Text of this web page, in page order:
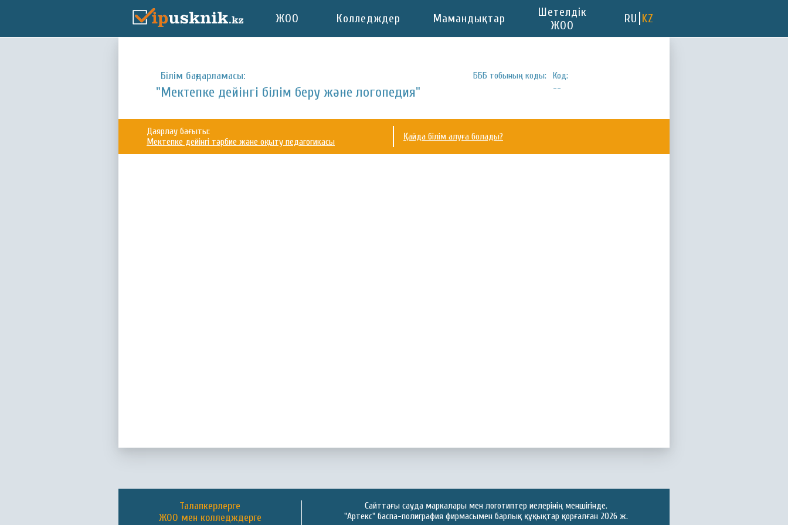
ЖОО Колледждер Мамандықтар
Шетелдік
ЖОО
RU KZ
Білім бағдарламасы:
"Мектепке дейінгі білім беру және логопедия"
БББ тобының коды:
Код:
--
Даярлау бағыты:
Мектепке дейінгі тәрбие және оқыту педагогикасы
Қайда білім алуға болады?
Талапкерлерге
ЖОО мен колледждерге
Сайттағы сауда маркалары мен логотиптер иелерінің меншігінде.
"Артекс" баспа-полиграфия фирмасымен барлық құқықтар қорғалған 2026 ж.